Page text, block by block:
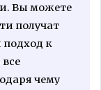
Вы можете
получат
к
чему